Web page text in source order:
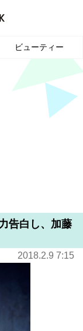
ビューティー
告白し、加藤
2018.2.9 7:15